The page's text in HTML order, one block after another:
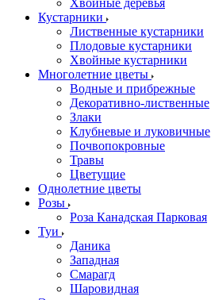
Хвойные деревья
Кустарники
Лиственные кустарники
Плодовые кустарники
Хвойные кустарники
Многолетние цветы
Водные и прибрежные
Декоративно-лиственные
Злаки
Клубневые и луковичные
Почвопокровные
Травы
Цветущие
Однолетние цветы
Розы
Роза Канадская Парковая
Туи
Даника
Западная
Смарагд
Шаровидная